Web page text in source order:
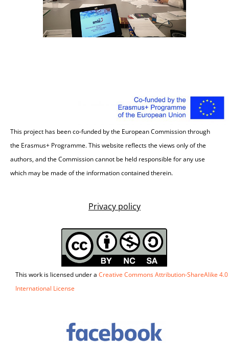
This project has been co-funded by the European Commission through
the Erasmus+ Programme. This website reflects the views only of the
authors, and the Commission cannot be held responsible for any use
which may be made of the information contained therein.
Privacy policy
This work is licensed under a Creative Commons Attribution-ShareAlike 4.0
International License